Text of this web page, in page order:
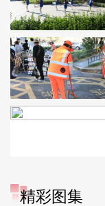
精彩图集
“大地指纹”奏